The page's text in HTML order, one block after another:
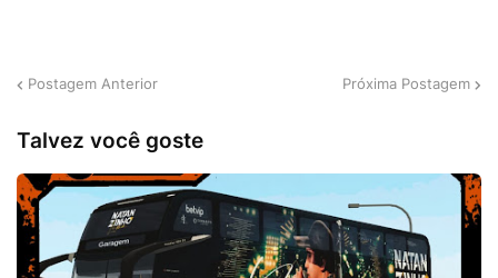
Postagem Anterior Próxima Postagem
Talvez você goste